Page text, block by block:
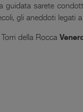
guidata sarete
gli aneddoti legati
della Rocca